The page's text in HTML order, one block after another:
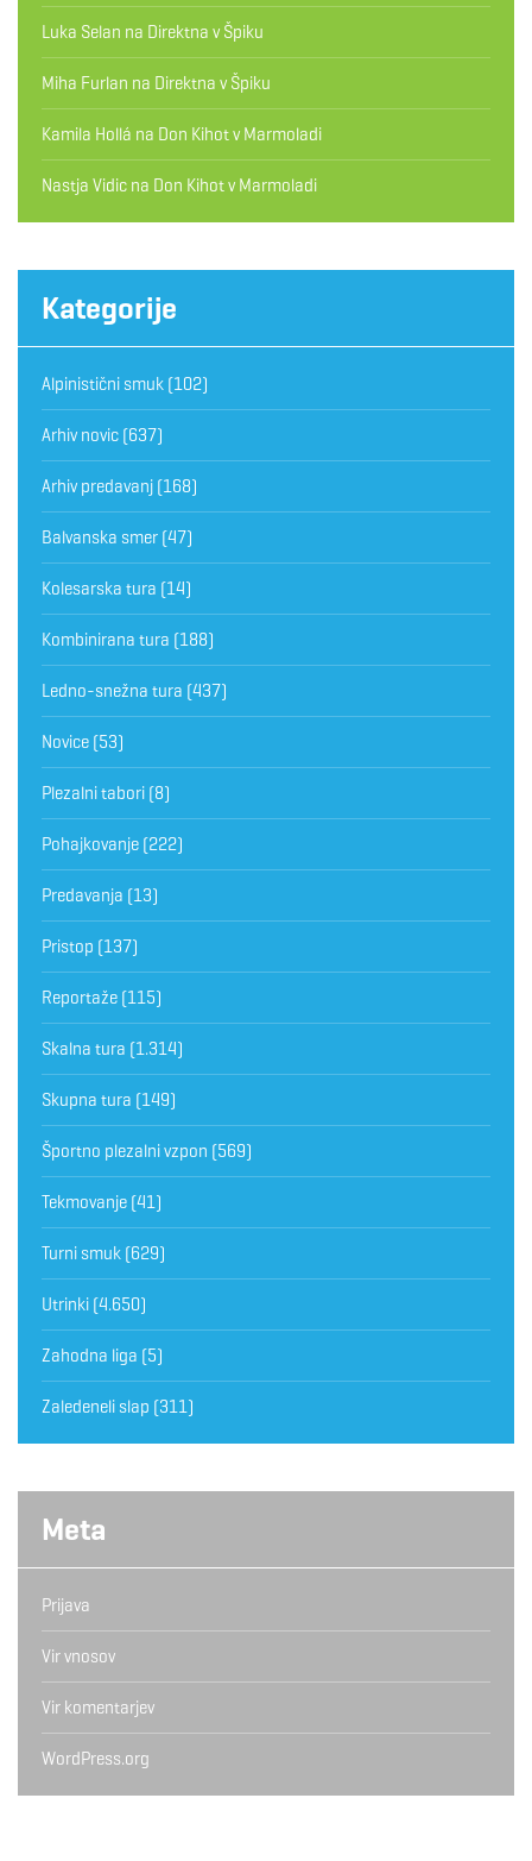
Luka Selan na Direktna v Špiku
Miha Furlan na Direktna v Špiku
Kamila Hollá na Don Kihot v Marmoladi
Nastja Vidic na Don Kihot v Marmoladi
Kategorije
Alpinistični smuk (102)
Arhiv novic (637)
Arhiv predavanj (168)
Balvanska smer (47)
Kolesarska tura (14)
Kombinirana tura (188)
Ledno-snežna tura (437)
Novice (53)
Plezalni tabori (8)
Pohajkovanje (222)
Predavanja (13)
Pristop (137)
Reportaže (115)
Skalna tura (1.314)
Skupna tura (149)
Športno plezalni vzpon (569)
Tekmovanje (41)
Turni smuk (629)
Utrinki (4.650)
Zahodna liga (5)
Zaledeneli slap (311)
Meta
Prijava
Vir vnosov
Vir komentarjev
WordPress.org